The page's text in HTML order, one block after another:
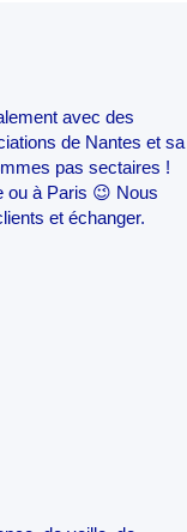
avec des
de Nantes et sa
pas sectaires !
ou à Paris 😉 Nous
et échanger.